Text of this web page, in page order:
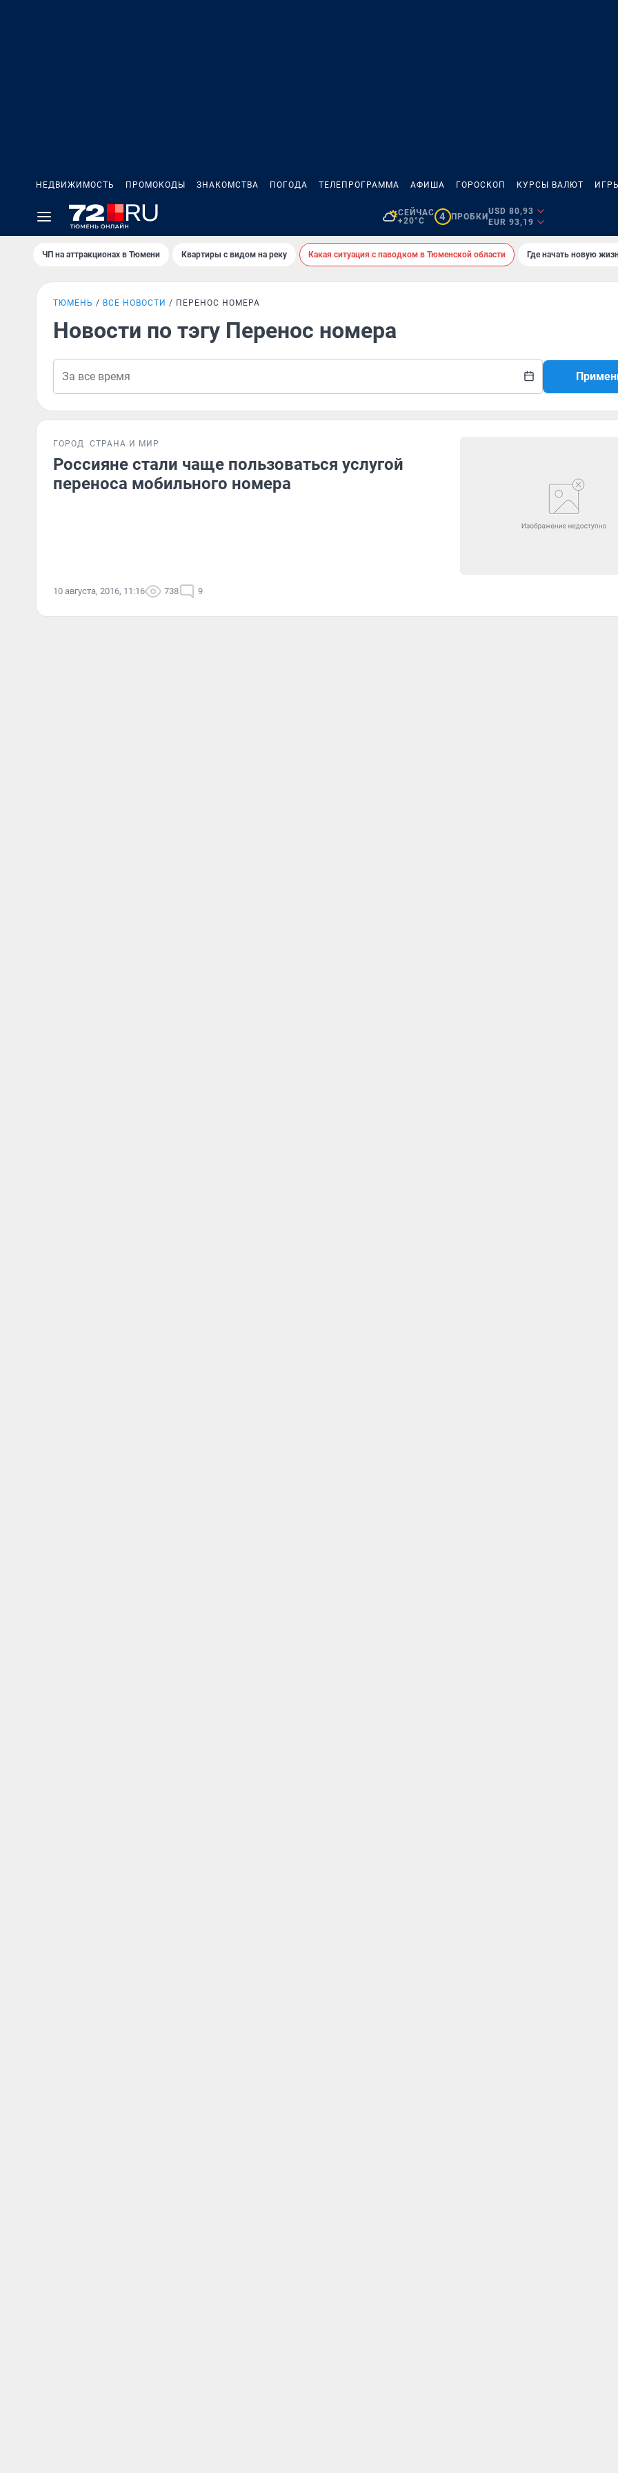
НЕДВИЖИМОСТЬ ПРОМОКОДЫ ЗНАКОМСТВА ПОГОДА ТЕЛЕПРОГРАММА АФИША ГОРОСКОП КУРСЫ ВАЛЮТ
СЕЙЧАС
+20°C
4 ПРОБКИ
USD 80,93
EUR 93,19
ЧП на аттракционах в Тюмени Квартиры с видом на реку Какая ситуация с паводком в Тюменской области Где начать новую
ТЮМЕНЬ ВСЕ НОВОСТИ ПЕРЕНОС НОМЕРА
Новости по тэгу Перенос номера
ГОРОД СТРАНА И МИР
Россияне стали чаще пользоваться услугой
переноса мобильного номера
10 августа, 2016, 11:16 738 9